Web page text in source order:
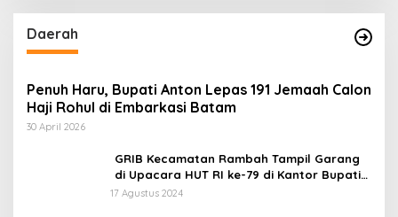
Daerah
Penuh Haru, Bupati Anton Lepas 191 Jemaah Calon
Haji Rohul di Embarkasi Batam
30 April 2026
GRIB Kecamatan Rambah Tampil Garang
di Upacara HUT RI ke-79 di Kantor Bupati
Rokan Hulu!
17 Agustus 2024